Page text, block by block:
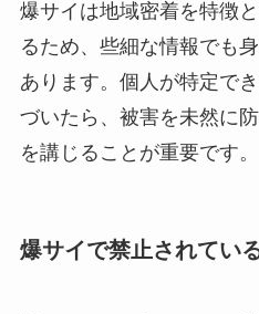
爆サイは地域密着を特徴
るため、些細な情報でも
あります。個人が特定で
づいたら、被害を未然に
を講じることが重要です。
爆サイで禁止されてい